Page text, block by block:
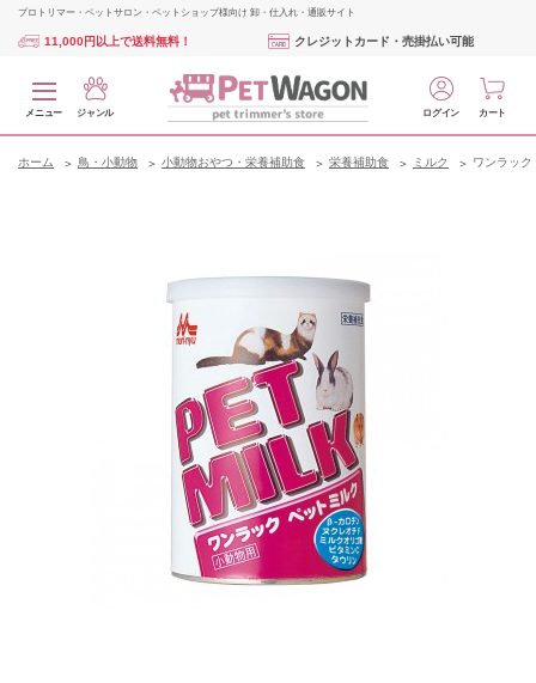
プロトリマー・ペットサロン・ペットショップ様向け 卸・仕入れ・通販サイト
11,000円以上で送料無料！ クレジットカード・売掛払い可能
メニュー ジャンル ログイン カート
ホーム 鳥・小動物 小動物おやつ・栄養補助食 栄養補助食 ミルク ワンラッ